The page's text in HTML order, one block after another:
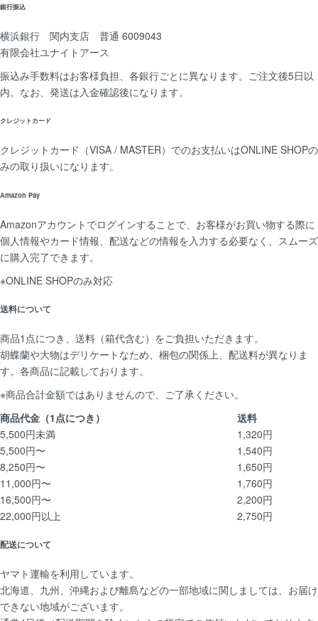
銀行振込
横浜銀行 関内支店 普通 6009043
有限会社ユナイトアース
振込み手数料はお客様負担、各銀行ごとに異なります。ご注文後5日以
内。なお、発送は入金確認後になります。
クレジットカード
クレジットカード（VISA / MASTER）でのお支払いはONLINE SHOPの
みの取り扱いになります。
Amazon Pay
Amazonアカウントでログインすることで、お客様がお買い物する際に
個人情報やカード情報、配送などの情報を入力する必要なく、スムーズ
に購入完了できます。
※ONLINE SHOPのみ対応
送料について
商品1点につき、送料（箱代含む）をご負担いただきます。
胡蝶蘭や大物はデリケートなため、梱包の関係上、配送料が異なりま
す。各商品に記載しております。
※商品合計金額ではありませんので、ご了承ください。
商品代金 （1点につき）
送料
5,500円未満
1,320円
5,500円〜
1,540円
8,250円〜
1,650円
11,000円〜
1,760円
16,500円〜
2,200円
22,000円以上
2,750円
配送について
ヤマト運輸を利用しています。
北海道、九州、沖縄および離島などの一部地域に関しましては、お届け
できない地域がございます。